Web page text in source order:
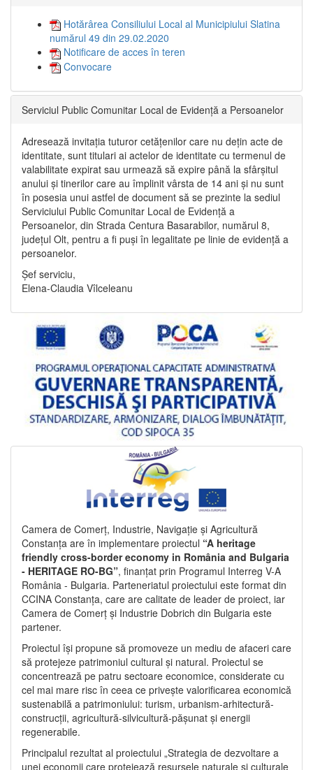
Hotărârea Consiliului Local al Municipiului Slatina
numărul 49 din 29.02.2020
Notificare de acces în teren
Convocare
Serviciul Public Comunitar Local de Evidență a Persoanelor
Adresează invitația tuturor cetățenilor care nu dețin acte de
identitate, sunt titulari ai actelor de identitate cu termenul de
valabilitate expirat sau urmează să expire până la sfârșitul
anului și tinerilor care au împlinit vârsta de 14 ani și nu sunt
în posesia unui astfel de document să se prezinte la sediul
Serviciului Public Comunitar Local de Evidență a
Persoanelor, din Strada Centura Basarabilor, numărul 8,
județul Olt, pentru a fi puși în legalitate pe linie de evidență a
persoanelor.
Șef serviciu,
Elena-Claudia Vîlceleanu
Camera de Comerț, Industrie, Navigație și Agricultură
Constanța are în implementare proiectul “A heritage
friendly cross-border economy in România and Bulgaria
- HERITAGE RO-BG”, finanțat prin Programul Interreg V-A
România - Bulgaria. Parteneriatul proiectului este format din
CCINA Constanța, care are calitate de leader de proiect, iar
Camera de Comerț și Industrie Dobrich din Bulgaria este
partener.
Proiectul își propune să promoveze un mediu de afaceri care
să protejeze patrimoniul cultural și natural. Proiectul se
concentrează pe patru sectoare economice, considerate cu
cel mai mare risc în ceea ce privește valorificarea economică
sustenabilă a patrimoniului: turism, urbanism-arhitectură-
construcții, agricultură-silvicultură-pășunat și energii
regenerabile.
Principalul rezultat al proiectului „Strategia de dezvoltare a
unei economii care protejează resursele naturale și culturale